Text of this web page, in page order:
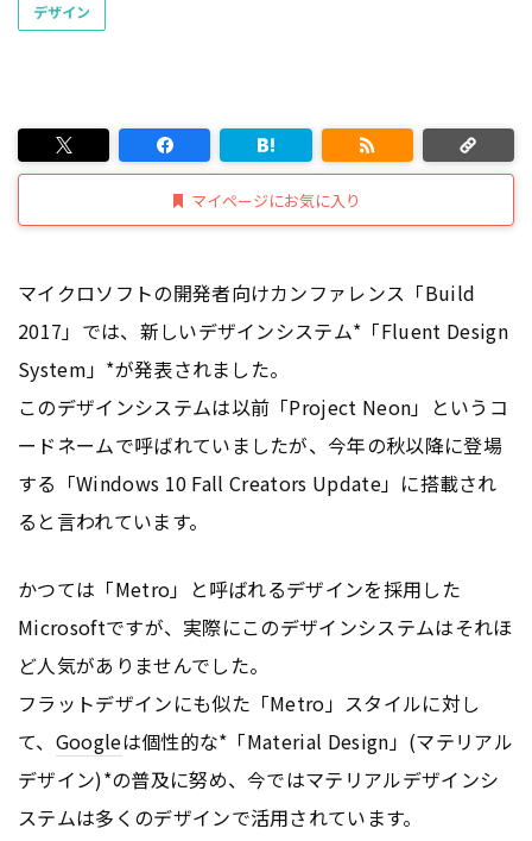
デザイン
マイページにお気に入り
マイクロソフトの開発者向けカンファレンス「Build
2017」では、新しいデザインシステム*「Fluent Design
System」*が発表されました。
このデザインシステムは以前「Project Neon」というコ
ードネームで呼ばれていましたが、今年の秋以降に登場
する「Windows 10 Fall Creators Update」に搭載され
ると言われています。
かつては「Metro」と呼ばれるデザインを採用した
Microsoftですが、実際にこのデザインシステムはそれほ
ど人気がありませんでした。
フラットデザインにも似た「Metro」スタイルに対し
て、 Googleは個性的な*「Material Design」(マテリアル
デザイン)*の普及に努め、今ではマテリアルデザインシ
ステムは多くのデザインで活用されています。